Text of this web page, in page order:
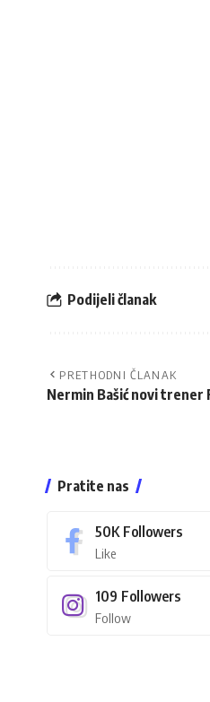
Podijeli članak
PRETHODNI ČLANAK
Nermin Bašić novi trener
Pratite nas
50K Followers
Like
109 Followers
Follow